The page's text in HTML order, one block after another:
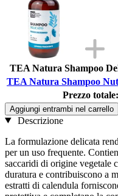
TEA Natura Shampoo
TEA Natura Shampoo
Prezzo totale:
Aggiungi entrambi nel carrello
Descrizione
La formulazione delicata
per un uso frequente.
saccaridi di origine vegetale
duratura e contribuiscono a
estratti di calendula